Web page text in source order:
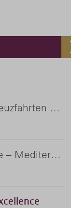
Unsere neuen Kataloge für Kreuzfahrten und Flussreisen weltweit
Exklusive Mittelthurgau-Cruise – Mediterranea '27